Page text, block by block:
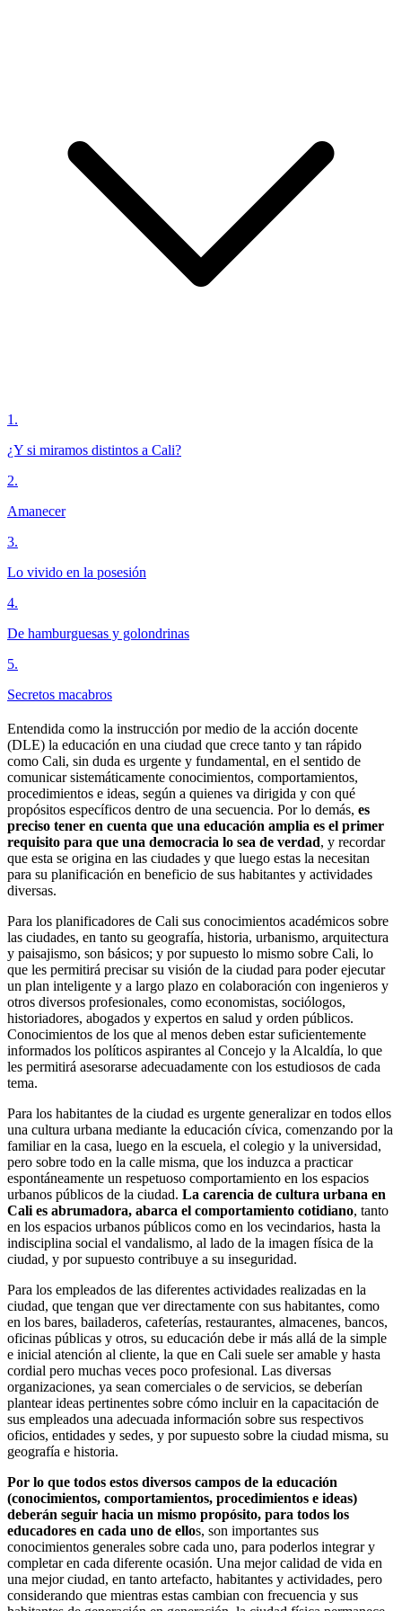
1 .
¿Y si miramos distintos a Cali?
2.
Amanecer
3.
Lo vivido en la posesión
4.
De hamburguesas y golondrinas
5.
Secretos macabros
Entendida como la instrucción por medio de la acción docente
(DLE) la educación en una ciudad que crece tanto y tan rápido
como Cali, sin duda es urgente y fundamental, en el sentido de
comunicar sistemáticamente conocimientos, comportamientos,
procedimientos e ideas, según a quienes va dirigida y con qué
propósitos específicos dentro de una secuencia. Por lo demás, es
preciso tener en cuenta que una educación amplia es el primer
requisito para que una democracia lo sea de verdad, y recordar
que esta se origina en las ciudades y que luego estas la necesitan
para su planificación en beneficio de sus habitantes y actividades
diversas.
Para los planificadores de Cali sus conocimientos académicos sobre
las ciudades, en tanto su geografía, historia, urbanismo, arquitectura
y paisajismo, son básicos; y por supuesto lo mismo sobre Cali, lo
que les permitirá precisar su visión de la ciudad para poder ejecutar
un plan inteligente y a largo plazo en colaboración con ingenieros y
otros diversos profesionales, como economistas, sociólogos,
historiadores, abogados y expertos en salud y orden públicos.
Conocimientos de los que al menos deben estar suficientemente
informados los políticos aspirantes al Concejo y la Alcaldía, lo que
les permitirá asesorarse adecuadamente con los estudiosos de cada
tema.
Para los habitantes de la ciudad es urgente generalizar en todos ellos
una cultura urbana mediante la educación cívica, comenzando por la
familiar en la casa, luego en la escuela, el colegio y la universidad,
pero sobre todo en la calle misma, que los induzca a practicar
espontáneamente un respetuoso comportamiento en los espacios
urbanos públicos de la ciudad. La carencia de cultura urbana en
Cali es abrumadora, abarca el comportamiento cotidiano, tanto
en los espacios urbanos públicos como en los vecindarios, hasta la
indisciplina social el vandalismo, al lado de la imagen física de la
ciudad, y por supuesto contribuye a su inseguridad.
Para los empleados de las diferentes actividades realizadas en la
ciudad, que tengan que ver directamente con sus habitantes, como
en los bares, bailaderos, cafeterías, restaurantes, almacenes, bancos,
oficinas públicas y otros, su educación debe ir más allá de la simple
e inicial atención al cliente, la que en Cali suele ser amable y hasta
cordial pero muchas veces poco profesional. Las diversas
organizaciones, ya sean comerciales o de servicios, se deberían
plantear ideas pertinentes sobre cómo incluir en la capacitación de
sus empleados una adecuada información sobre sus respectivos
oficios, entidades y sedes, y por supuesto sobre la ciudad misma, su
geografía e historia.
Por lo que todos estos diversos campos de la educación
(conocimientos, comportamientos, procedimientos e ideas)
deberán seguir hacia un mismo propósito, para todos los
educadores en cada uno de ellos, son importantes sus
conocimientos generales sobre cada uno, para poderlos integrar y
completar en cada diferente ocasión. Una mejor calidad de vida en
una mejor ciudad, en tanto artefacto, habitantes y actividades, pero
considerando que mientras estas cambian con frecuencia y sus